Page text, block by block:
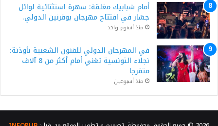
أمام شبابيك مغلقة: سهرة استثنائية لوائل
جسّار في افتتاح مهرجان بوقرنين الدولي.
منذ أسبوع واحد
في المهرجان الدولي للفنون الشعبية بأوذنة:
نجلاء التونسية تغني أمام أكثر من 8 آلاف
متفرجا
منذ أسبوعين